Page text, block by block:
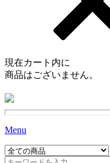
現在カート内に
商品はございません。
Menu